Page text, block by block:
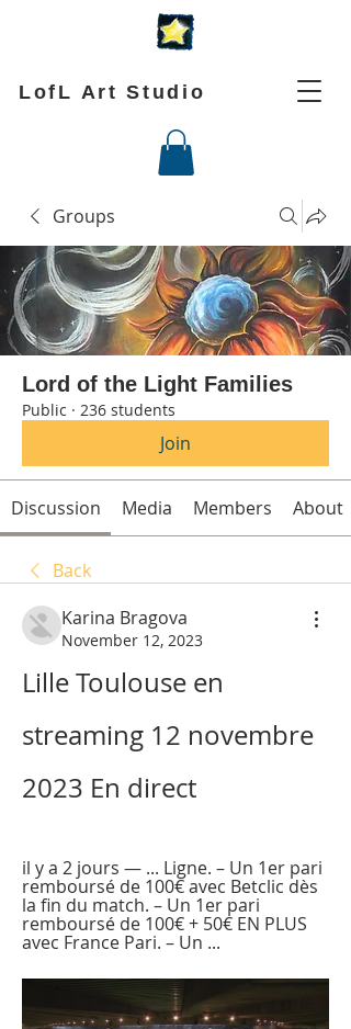
LofL Art Studio
Groups
Lord of the Light Families
Public · 236 students
Join
Discussion Media Members About
Back
Karina Bragova
November 12, 2023
Lille Toulouse en
streaming 12 novembre
2023 En direct
il y a 2 jours — ... Ligne. – Un 1er pari
remboursé de 100€ avec Betclic dès
la fin du match. – Un 1er pari
remboursé de 100€ + 50€ EN PLUS
avec France Pari. – Un ...